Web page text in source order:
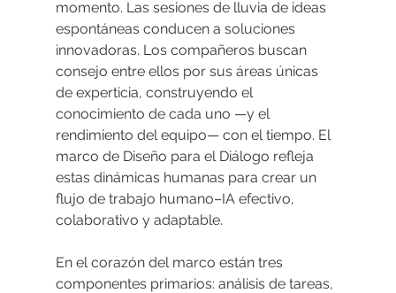
momento. Las sesiones de lluvia de ideas
espontáneas conducen a soluciones
innovadoras. Los compañeros buscan
consejo entre ellos por sus áreas únicas
de experticia, construyendo el
conocimiento de cada uno —y el
rendimiento del equipo— con el tiempo. El
marco de Diseño para el Diálogo refleja
estas dinámicas humanas para crear un
flujo de trabajo humano–IA efectivo,
colaborativo y adaptable.
En el corazón del marco están tres
componentes primarios: análisis de tareas,